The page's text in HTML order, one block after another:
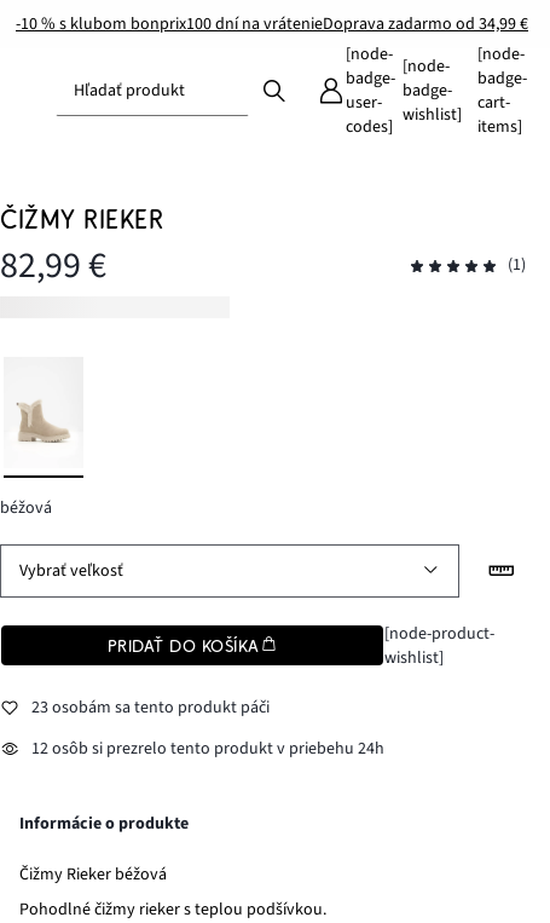
-10 % s klubom bonprix100 dní na vrátenieDoprava zadarmo od 34,99 €
Hľadať produkt
[node-
badge-
user-
codes]
[node-
badge-
wishlist]
[node-
badge-
cart-
items]
ČIŽMY RIEKER
82,99 € (1)
béžová
Vybrať veľkosť
PRIDAŤ DO KOŠÍKA
[node-product-
wishlist]
23 osobám sa tento produkt páči
12 osôb si prezrelo tento produkt v priebehu 24h
Informácie o produkte
Čižmy Rieker béžová
Pohodlné čižmy rieker s teplou podšívkou.